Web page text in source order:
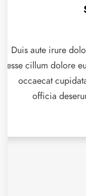
Duis aute irure
esse cillum dolore
occaecat
officia